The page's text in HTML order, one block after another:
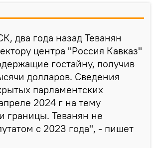
два года назад Теванян
центра "Россия Кавказ"
гостайну, получив
долларов. Сведения
парламентских
2024 г на тему
границы. Теванян не
с 2023 года", - пишет